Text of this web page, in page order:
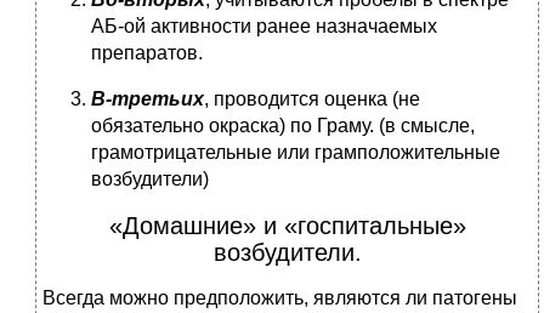
АБ-ой активности ранее назначаемых
препаратов.
В-третьих, проводится оценка (не
обязательно окраска) по Граму. (в смысле,
грамотрицательные или грамположительные
возбудители)
«Домашние» и «госпитальные»
возбудители.
Всегда можно предположить, являются ли патогены